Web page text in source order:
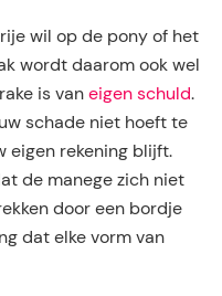
wil op de pony of het
wordt daarom ook wel
is van eigen schuld.
schade niet hoeft te
eigen rekening blijft.
de manege zich niet
door een bordje
dat elke vorm van